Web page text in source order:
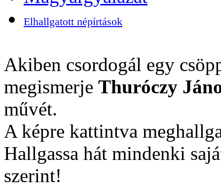
Elhallgatott népírtások
Akiben csordogál egy
megismerje Thuróczy
művét.
A képre kattintva
Hallgassa hát mindenki
szerint!